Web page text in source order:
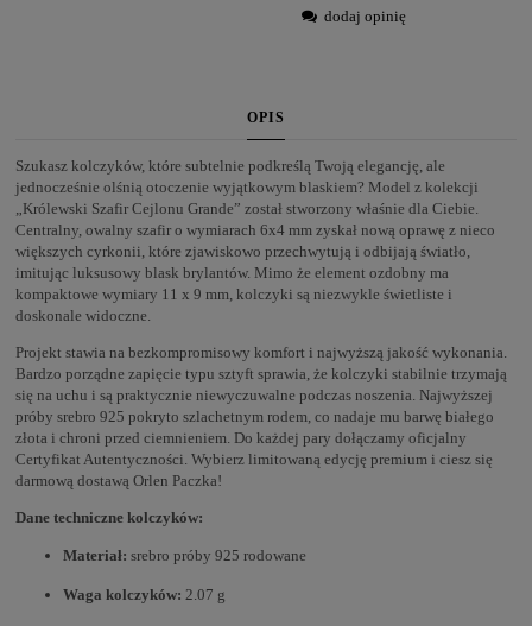
dodaj opinię
OPIS
Szukasz kolczyków, które subtelnie podkreślą Twoją elegancję, ale
jednocześnie olśnią otoczenie wyjątkowym blaskiem? Model z kolekcji
„Królewski Szafir Cejlonu Grande” został stworzony właśnie dla Ciebie.
Centralny, owalny szafir o wymiarach 6x4 mm zyskał nową oprawę z nieco
większych cyrkonii, które zjawiskowo przechwytują i odbijają światło,
imitując luksusowy blask brylantów. Mimo że element ozdobny ma
kompaktowe wymiary 11 x 9 mm, kolczyki są niezwykle świetliste i
doskonale widoczne.
Projekt stawia na bezkompromisowy komfort i najwyższą jakość wykonania.
Bardzo porządne zapięcie typu sztyft sprawia, że kolczyki stabilnie trzymają
się na uchu i są praktycznie niewyczuwalne podczas noszenia. Najwyższej
próby srebro 925 pokryto szlachetnym rodem, co nadaje mu barwę białego
złota i chroni przed ciemnieniem. Do każdej pary dołączamy oficjalny
Certyfikat Autentyczności. Wybierz limitowaną edycję premium i ciesz się
darmową dostawą Orlen Paczka!
Dane techniczne kolczyków:
Materiał: srebro próby 925 rodowane
Waga kolczyków: 2.07 g